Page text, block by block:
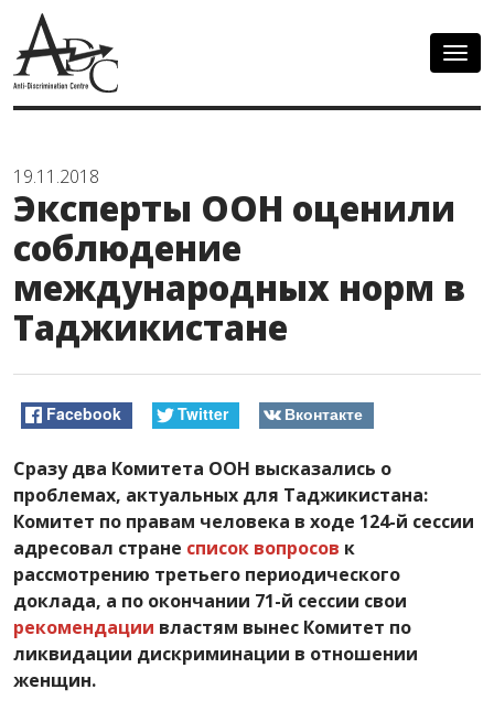
19.11.2018
Эксперты ООН оценили
соблюдение
международных норм в
Таджикистане
Facebook Twitter Вконтакте
Сразу два Комитета ООН высказались о
проблемах, актуальных для Таджикистана:
Комитет по правам человека в ходе 124-й сессии
адресовал стране список вопросов к
рассмотрению третьего периодического
доклада, а по окончании 71-й сессии свои
рекомендации властям вынес Комитет по
ликвидации дискриминации в отношении
женщин.